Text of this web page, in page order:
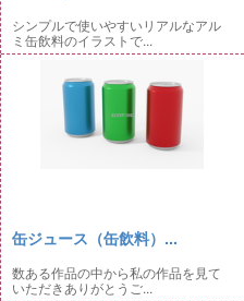
シンプルで使いやすいリアルなアル
ミ缶飲料のイラストで...
缶ジュース（缶飲料）...
数ある作品の中から私の作品を見て
いただきありがとうご...